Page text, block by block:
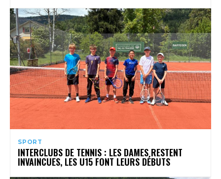
SPORT
INTERCLUBS DE TENNIS : LES DAMES RESTENT
INVAINCUES, LES U15 FONT LEURS DÉBUTS